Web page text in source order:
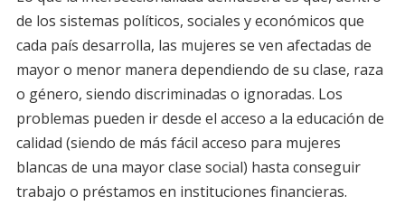
de los sistemas políticos, sociales y económicos que
cada país desarrolla, las mujeres se ven afectadas de
mayor o menor manera dependiendo de su clase, raza
o género, siendo discriminadas o ignoradas. Los
problemas pueden ir desde el acceso a la educación de
calidad (siendo de más fácil acceso para mujeres
blancas de una mayor clase social) hasta conseguir
trabajo o préstamos en instituciones financieras.